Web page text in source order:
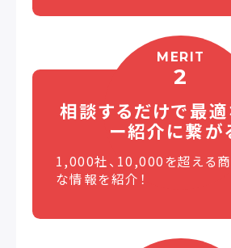
MERIT
2
相談するだけで最適
ー紹介に繋が
1,000社、10,000を超える
な情報を紹介！